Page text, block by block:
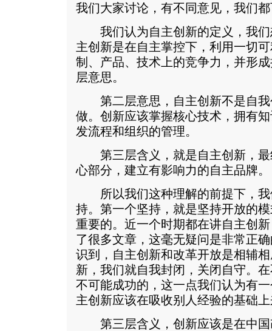
我们大家讨论，有不同意见，我们
我们认为自主创新的定义，我们
主创新是在自主掌控下，利用一切
制、产品、技术上的竞争力，并形
层意思。
第二层意思，自主创新不是自我
做。创新应该掌握核心技术，拥有
发流程和组织的管理。
第三层含义，就是自主创新，最
心部分，建立有影响力的自主品牌。
所以我们这种理解的前提下，我
持。第一个坚持，就是坚持开放的
重要的。近一个时期都在讲自主创
了很多文章，这毫无疑问是非常正
识到，自主创新和改革开放是相辅
新，我们就自我封闭，关闭自守。
不可能成功的，这一点我们认为有
主创新应该在吸收别人经验的基础
第三层含义，创新应该是在中国